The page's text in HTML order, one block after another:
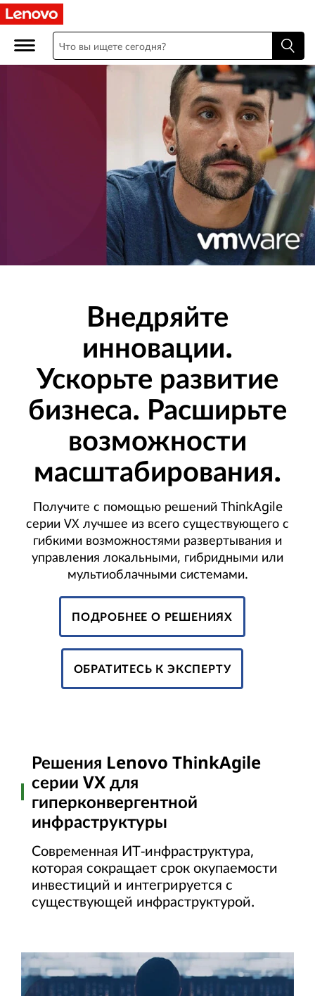
Внедряйте
инновации.
Ускорьте развитие
бизнеса. Расширьте
возможности
масштабирования.
Получите с помощью решений ThinkAgile
серии VX лучшее из всего существующего с
гибкими возможностями развертывания и
управления локальными, гибридными или
мультиоблачными системами.
ПОДРОБНЕЕ О РЕШЕНИЯХ
ОБРАТИТЕСЬ К ЭКСПЕРТУ
Решения Lenovo ThinkAgile
серии VX для
гиперконвергентной
инфраструктуры
Современная ИТ-инфраструктура,
которая сокращает срок окупаемости
инвестиций и интегрируется с
существующей инфраструктурой.